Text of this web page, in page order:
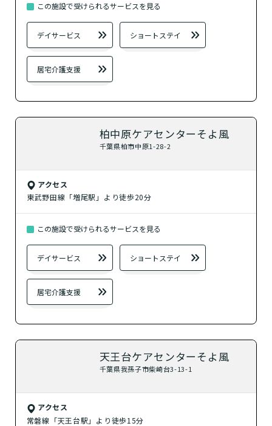
この施設で受けられるサービスを見る
デイサービス ショートステイ
居宅介護支援
柏中原ケアセンターそよ風
千葉県柏市中原1-28-2
アクセス
東武野田線「増尾駅」より徒歩20分
この施設で受けられるサービスを見る
デイサービス ショートステイ
居宅介護支援
天王台ケアセンターそよ風
千葉県我孫子市柴崎台3-13-1
アクセス
常磐線「天王台駅」より徒歩15分